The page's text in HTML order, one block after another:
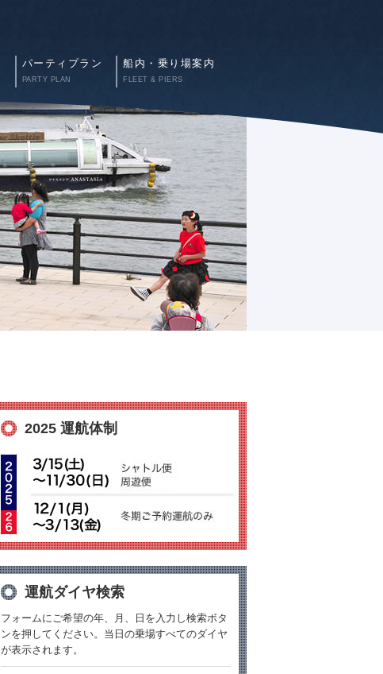
パーティプラン
PARTY PLAN
船内・乗り場案内
FLEET & PIERS
2025 運航体制
運航ダイヤ検索
フォームにご希望の年、月、日を入力し検索ボタ
ンを押してください。当日の乗場すべてのダイヤ
が表示されます。